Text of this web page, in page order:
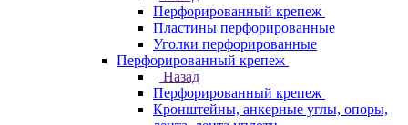
Перфорированный крепеж
Пластины перфорированные
Уголки перфорированные
Перфорированный крепеж
Назад
Перфорированный крепеж
Кронштейны, анкерные углы, опоры,